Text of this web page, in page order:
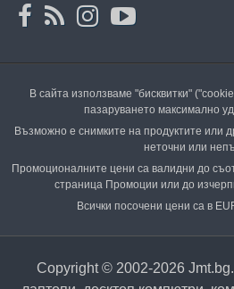
В сайта използваме "бисквитки"
пазаруването максимално
Възможно е снимките на продуктите или
неточни или
Промоционалните цени са валидни до
страница Промоции или до
Всички посочени цени са в
Copyright © 2002-2026